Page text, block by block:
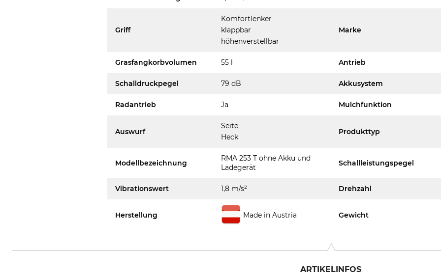
Griff
Komfortlenker
klappbar
höhenverstellbar
Marke
Grasfangkorbvolumen 55 l Antrieb
Schalldruckpegel 79 dB Akkusystem
Radantrieb Ja Mulchfunktion
Auswurf
Seite
Heck
Produkttyp
Modellbezeichnung
RMA 253 T ohne Akku und
Ladegerät
Schallleistungspegel
Vibrationswert 1,8 m/s² Drehzahl
Herstellung Made in Austria Gewicht
ARTIKELINFOS